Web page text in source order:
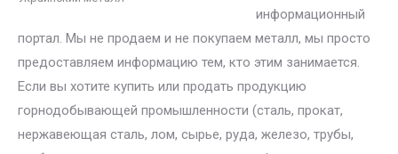
информационный
портал. Мы не продаем и не покупаем металл, мы просто
предоставляем информацию тем, кто этим занимается.
Если вы хотите купить или продать продукцию
горнодобывающей промышленности (сталь, прокат,
нержавеющая сталь, лом, сырье, руда, железо, трубы,